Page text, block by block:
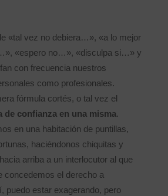
«tal vez no debiera…», «a lo mejor
«espero no…», «disculpa si…» y
con frecuencia nuestros
como profesionales.
fórmula cortés, o tal vez el
de confianza en una misma.
en una habitación de puntillas,
haciéndonos chiquitas y
arriba a un interlocutor al que
concedemos el derecho a
puedo estar exagerando, pero